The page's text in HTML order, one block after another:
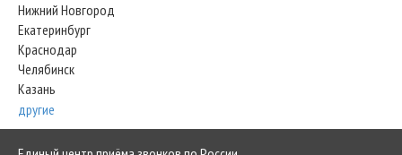
Нижний Новгород
Екатеринбург
Краснодар
Челябинск
Казань
другие